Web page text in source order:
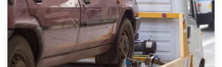
contact op of maak een terugbelafspraak. Wilt u
direct een tweedehands auto onderdelen offerte
aanvragen? Dat kan via de Onderdelenlijn! Vul uw
kenteken in en druk op verzenden.